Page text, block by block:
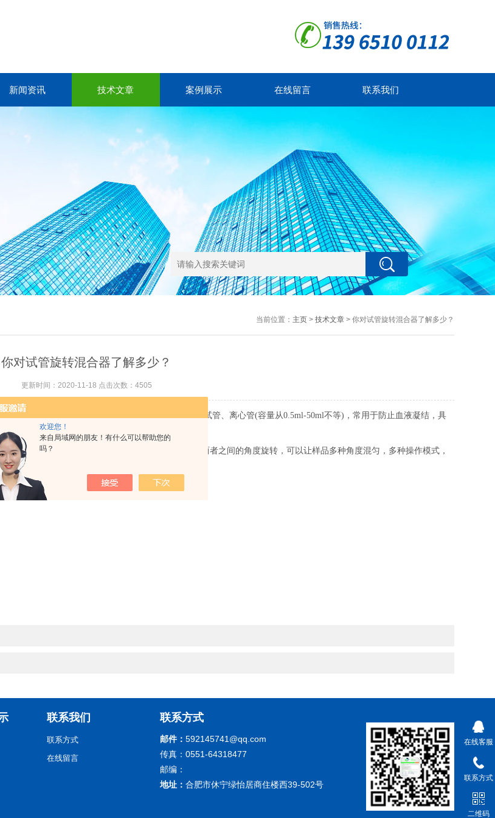
欢迎您！
来自局域网的朋友！有什么可以帮助您的
吗？
新闻资讯 技术文章 案例展示 在线留言 联系我们
当前位置： 主页> 技术文章> 你对试管旋转混合器了解多少？
你对试管旋转混合器了解多少？
更新时间：2020-11-18 点击次数：4505
于提高灵活性和有效性。可同时混合震荡多种规格的试管、离心管(容量从0.5ml-50ml不等)，常用于防止血液凝结，具
试管架的调整，可以使试管水平或垂直或者介于两者之间的角度旋转，可以让样品多种角度混匀，多种操作模式，
联系我们
联系方式
在线留言
联系方式
邮件： 592145741@qq.com
传真：0551-64318477
邮编：
地址： 合肥市休宁绿怡居商住楼西39-502号
在线客服
联系方式
二维码